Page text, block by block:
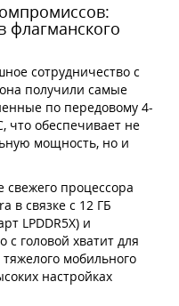
флагманского
сотрудничество с
получили самые
по передовому 4-
что обеспечивает не
мощность, но и
свежего процессора
в связке с 12 ГБ
LPDDR5X) и
с головой хватит для
мобильного
настройках